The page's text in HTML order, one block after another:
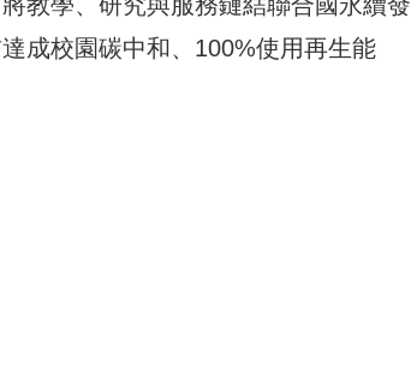
成校園碳中和、100%使用再生能